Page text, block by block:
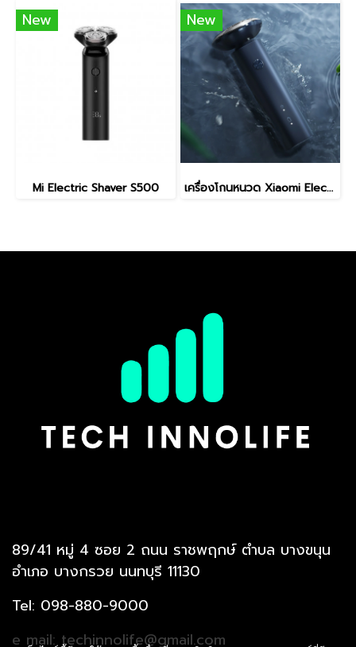
New
Mi Electric Shaver S500
New
เครื่องโกนหนวด Xiaomi Electric Shaver S101
89/41 หมู่ 4 ซอย 2 ถนน ราชพฤกษ์ ตำบล บางขนุน
อำเภอ บางกรวย นนทบุรี 11130
Tel: 098-880-9000
e mail: techinnolife@gmail.com